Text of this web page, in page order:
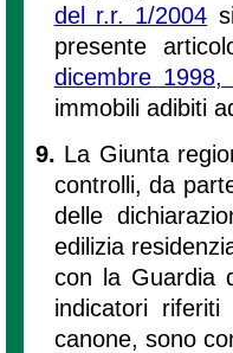
del r.r. 1/2004
presente
dicembre
immobili adibiti
9. La Giunta
controlli, da
delle
edilizia
con la Guardia
indicatori
canone, sono